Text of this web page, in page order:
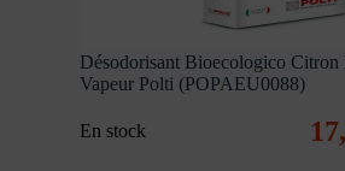
Désodorisant Bioecologico Citron
Vapeur Polti (POPAEU0088)
En stock